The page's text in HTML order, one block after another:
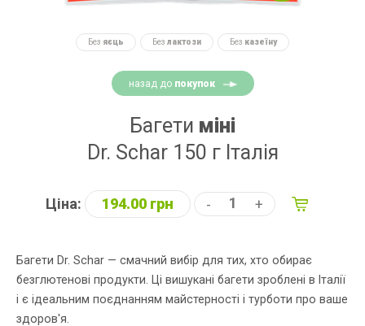
Без яєць Без лактози Без казеїну
назад до покупок
Багети міні
Dr. Schar 150 г Італія
Ціна: 194.00 грн - +
Багети Dr. Schar — смачний вибір для тих, хто обирає
безглютенові продукти. Ці вишукані багети зроблені в Італії
і є ідеальним поєднанням майстерності і турботи про ваше
здоров'я.